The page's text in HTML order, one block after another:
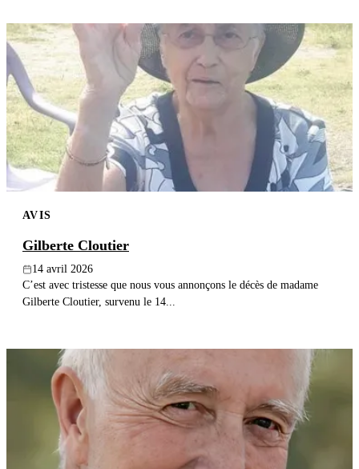
AVIS
Gilberte Cloutier
14 avril 2026
C’est avec tristesse que nous vous annonçons le décès de madame
Gilberte Cloutier, survenu le 14...